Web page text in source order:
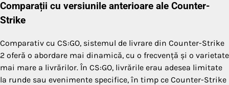
Comparații cu versiunile anterioare ale Counter-
Strike
Comparativ cu CS:GO, sistemul de livrare din Counter-Strike
2 oferă o abordare mai dinamică, cu o frecvență și o varietate
mai mare a livrărilor. În CS:GO, livrările erau adesea limitate
la runde sau evenimente specifice, în timp ce Counter-Strike